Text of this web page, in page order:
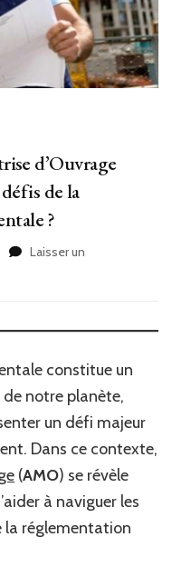
d’Ouvrage
de la
?
Laisser un
constitue un
notre planète,
un défi majeur
Dans ce contexte,
(AMO) se révèle
à naviguer les
la réglementation